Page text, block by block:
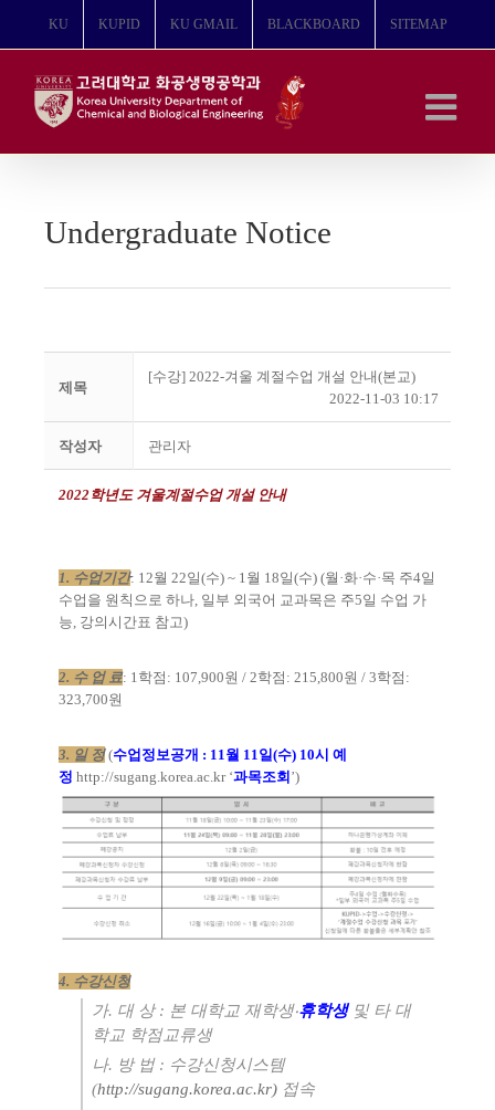
뛰
KU KUPID KU GMAIL BLACKBOARD SITEMAP
Undergraduate Notice
제목
[수강] 2022-겨울 계절수업 개설 안내(본교)
2022-11-03 10:17
작성자 관리자
2022학년도 겨울계절수업 개설 안내
1. 수업기간: 12월 22일(수) ~ 1월 18일(수) (월 ·화·수·목 주4일
수업을 원칙으로 하나, 일부 외국어 교과목은 주5일 수업 가
능, 강의시간표 참고)
2. 수 업 료: 1학점 : 107,900원 / 2학점 : 215,800원 / 3학점 :
323,700원
3. 일 정 (수업정보공개 : 11월 11일(수) 10시 예
정 http://sugang.korea.ac.kr‘과목조회 ’)
4. 수강신청
가. 대 상 : 본 대학교 재학생‧휴학생 및 타 대
학교 학점교류생
나. 방 법 : 수강신청시스템
(http://sugang.korea.ac.kr) 접속